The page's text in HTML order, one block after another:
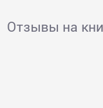
Отзывы на